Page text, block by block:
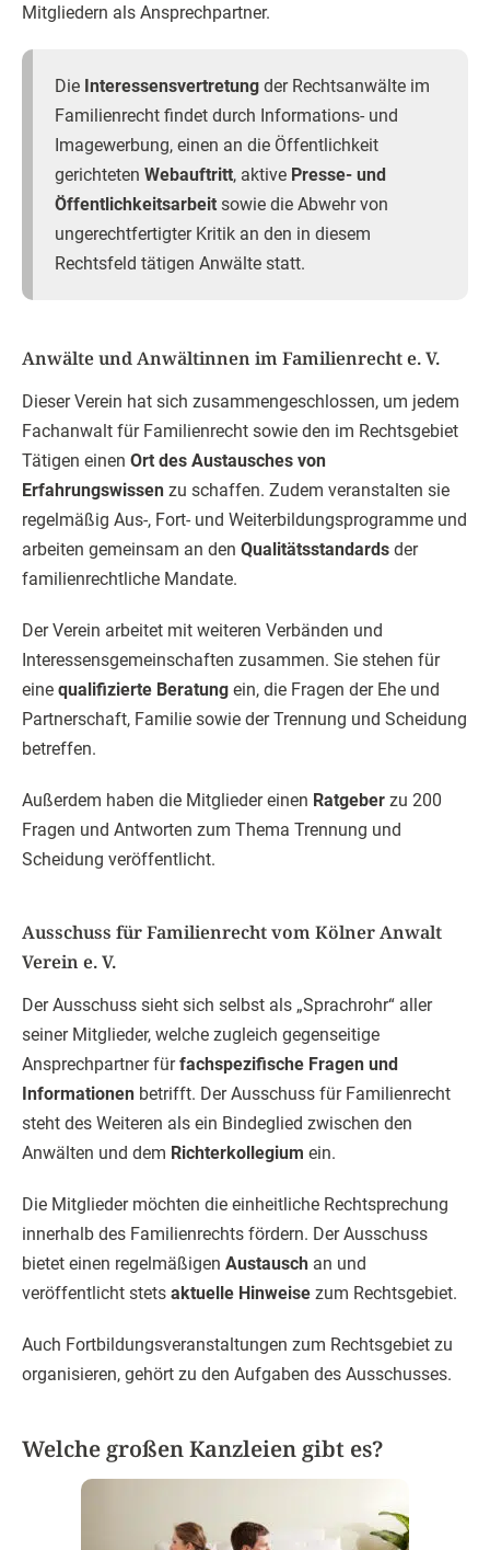
Mitgliedern als Ansprechpartner.
Die Interessensvertretung der Rechtsanwälte im
Familienrecht findet durch Informations- und
Imagewerbung, einen an die Öffentlichkeit
gerichteten Webauftritt, aktive Presse- und
Öffentlichkeitsarbeit sowie die Abwehr von
ungerechtfertigter Kritik an den in diesem
Rechtsfeld tätigen Anwälte statt.
Anwälte und Anwältinnen im Familienrecht e. V.
Dieser Verein hat sich zusammengeschlossen, um jedem
Fachanwalt für Familienrecht sowie den im Rechtsgebiet
Tätigen einen Ort des Austausches von
Erfahrungswissen zu schaffen. Zudem veranstalten sie
regelmäßig Aus-, Fort- und Weiterbildungsprogramme und
arbeiten gemeinsam an den Qualitätsstandards der
familienrechtliche Mandate.
Der Verein arbeitet mit weiteren Verbänden und
Interessensgemeinschaften zusammen. Sie stehen für
eine qualifizierte Beratung ein, die Fragen der Ehe und
Partnerschaft, Familie sowie der Trennung und Scheidung
betreffen.
Außerdem haben die Mitglieder einen Ratgeber zu 200
Fragen und Antworten zum Thema Trennung und
Scheidung veröffentlicht.
Ausschuss für Familienrecht vom Kölner Anwalt
Verein e. V.
Der Ausschuss sieht sich selbst als „Sprachrohr“ aller
seiner Mitglieder, welche zugleich gegenseitige
Ansprechpartner fürfachspezifische Fragen und
Informationen betrifft. Der Ausschuss für Familienrecht
steht des Weiteren als ein Bindeglied zwischen den
Anwälten und dem Richterkollegium ein.
Die Mitglieder möchten die einheitliche Rechtsprechung
innerhalb des Familienrechts fördern. Der Ausschuss
bietet einen regelmäßigen Austausch an und
veröffentlicht stets aktuelle Hinweise zum Rechtsgebiet.
Auch Fortbildungsveranstaltungen zum Rechtsgebiet zu
organisieren, gehört zu den Aufgaben des Ausschusses.
Welche großen Kanzleien gibt es?